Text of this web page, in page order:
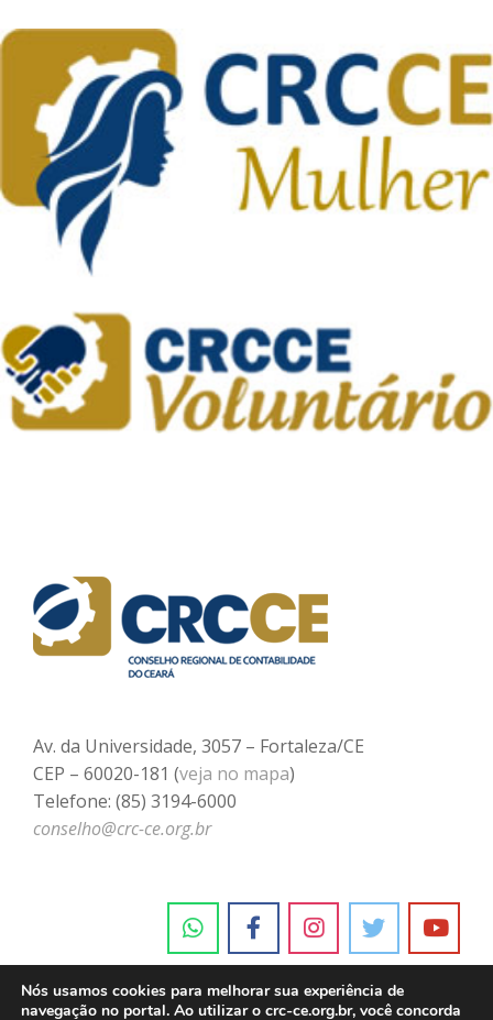
Av. da Universidade, 3057 – Fortaleza/CE
CEP – 60020-181 (veja no mapa)
Telefone: (85) 3194-6000
conselho@crc-ce.org.br
Nós usamos cookies para melhorar sua experiência de
navegação no portal. Ao utilizar o crc-ce.org.br, você concorda